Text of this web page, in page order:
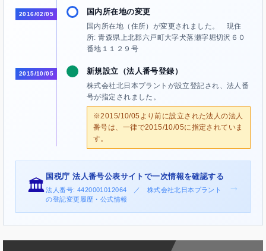
2016/02/05 国内所在地の変更
国内所在地（住所）が変更されました。 現住
所: 青森県上北郡六戸町大字犬落瀬字堀切沢６０
番地１１２９号
2015/10/05 新規設立（法人番号登録）
株式会社北日本プラントが設立登記され、法人番
号が指定されました。
※2015/10/05より前に設立された法人の法人
番号は、一律で2015/10/05に指定されていま
す。
🏛️
国税庁 法人番号公表サイトで一次情報を確認する
法人番号: 4420001012064 ／ 株式会社北日本プラント
の登記変更履歴・公式情報
→